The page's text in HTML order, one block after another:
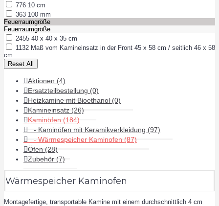
776 10 cm
363 100 mm
Feuerraumgröße
Feuerraumgröße
2455 40 x 40 x 35 cm
1132 Maß vom Kamineinsatz in der Front 45 x 58 cm / seitlich 46 x 58
cm
Aktionen (4)
Ersatzteilbestellung (0)
Heizkamine mit Bioethanol (0)
Kamineinsatz (26)
Kaminöfen (184)
- Kaminöfen mit Keramikverkleidung (97)
- Wärmespeicher Kaminofen (87)
Öfen (28)
Zubehör (7)
Wärmespeicher Kaminofen
Montagefertige, transportable Kamine mit einem durchschnittlich 4 cm